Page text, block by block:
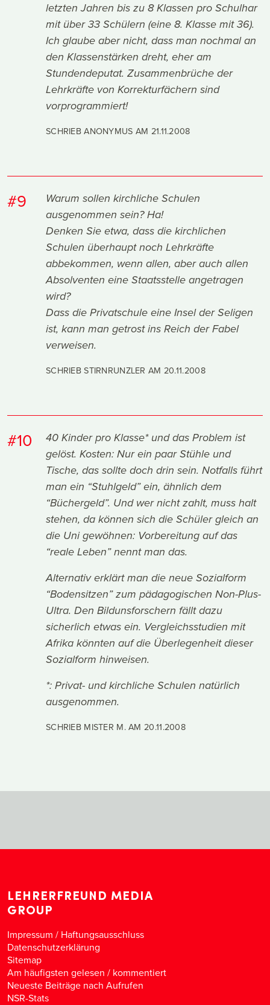
letzten Jahren bis zu 8 Klassen pro Schulhar
mit über 33 Schülern (eine 8. Klasse mit 36).
Ich glaube aber nicht, dass man nochmal an
den Klassenstärken dreht, eher am
Stundendeputat. Zusammenbrüche der
Lehrkräfte von Korrekturfächern sind
vorprogrammiert!
SCHRIEB ANONYMUS AM 21.11.2008
#9
Warum sollen kirchliche Schulen
ausgenommen sein? Ha!
Denken Sie etwa, dass die kirchlichen
Schulen überhaupt noch Lehrkräfte
abbekommen, wenn allen, aber auch allen
Absolventen eine Staatsstelle angetragen
wird?
Dass die Privatschule eine Insel der Seligen
ist, kann man getrost ins Reich der Fabel
verweisen.
SCHRIEB STIRNRUNZLER AM 20.11.2008
#10
40 Kinder pro Klasse* und das Problem ist
gelöst. Kosten: Nur ein paar Stühle und
Tische, das sollte doch drin sein. Notfalls führt
man ein “Stuhlgeld” ein, ähnlich dem
“Büchergeld”. Und wer nicht zahlt, muss halt
stehen, da können sich die Schüler gleich an
die Uni gewöhnen: Vorbereitung auf das
“reale Leben” nennt man das.
Alternativ erklärt man die neue Sozialform
“Bodensitzen” zum pädagogischen Non-Plus-
Ultra. Den Bildunsforschern fällt dazu
sicherlich etwas ein. Vergleichsstudien mit
Afrika könnten auf die Überlegenheit dieser
Sozialform hinweisen.
*: Privat- und kirchliche Schulen natürlich
ausgenommen.
SCHRIEB MISTER M. AM20.11.2008
LEHRERFREUND MEDIA
GROUP
Impressum / Haftungsausschluss
Datenschutzerklärung
Sitemap
Am häufigsten gelesen / kommentiert
Neueste Beiträge nach Aufrufen
NSR-Stats